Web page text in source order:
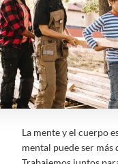
La mente y el cuerpo
mental puede ser